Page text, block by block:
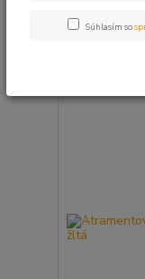
Súhlasím so